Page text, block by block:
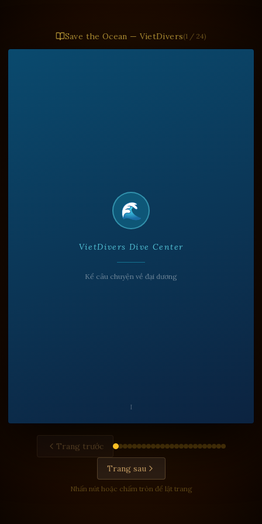
Save the Ocean — VietDivers(1 / 24)
🌊
VietDivers Dive Center
Kể câu chuyện về đại dương
I
Trang trước
Trang sau
Nhấn nút hoặc chấm tròn để lật trang